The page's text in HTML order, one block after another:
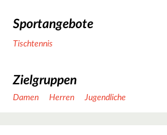
Sportangebote
Tischtennis
Zielgruppen
Damen Herren Jugendliche